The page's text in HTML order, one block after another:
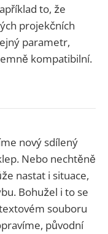
to, že
projekčních
parametr,
kompatibilní.
nový sdílený
Nebo nechtěně
nastat i situace,
Bohužel i to se
souboru
původní